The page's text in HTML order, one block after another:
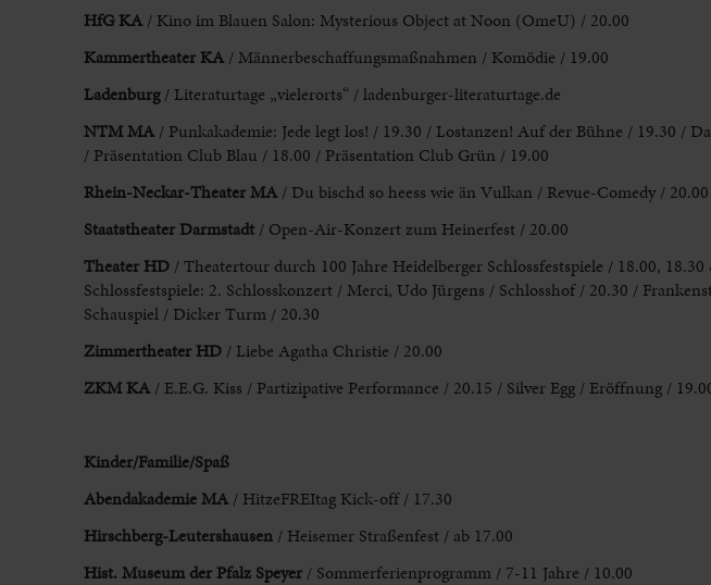
HfG KA/ Kino im Blauen Salon: Mysterious Object at Noon (OmeU) / 20.00
Kammertheater KA / Männerbeschaffungsmaßnahmen / Komödie / 19.00
Ladenburg/ Literaturtage „vielerorts“ / ladenburger-literaturtage.de
NTM MA / Punkakademie: Jede legt los! / 19.30 / Lostanzen! Auf der Bühne / 19.30 /
/ Präsentation Club Blau / 18.00 / Präsentation Club Grün / 19.00
Rhein-Neckar-Theater MA / Du bischd so heess wie än Vulkan / Revue-Comedy / 20.00
StaatstheaterDarmstadt / Open-Air-Konzert zum Heinerfest / 20.00
Theater HD / Theatertourdurch 100 Jahre Heidelberger Schlossfestspiele / 18.00,
Schlossfestspiele: 2. Schlosskonzert / Merci, Udo Jürgens / Schlosshof / 20.30 /
Schauspiel/ Dicker Turm / 20.30
Zimmertheater HD / Liebe Agatha Christie / 20.00
ZKMKA/ E.E.G. Kiss / Partizipative Performance / 20.15 / Silver Egg/ Eröffnung /
Kinder/Familie/Spaß
Abendakademie MA / HitzeFREItag Kick-off / 17.30
Hirschberg-Leutershausen / Heisemer Straßenfest / ab 17.00
Hist. Museumder Pfalz Speyer / Sommerferienprogramm / 7-11 Jahre / 10.00